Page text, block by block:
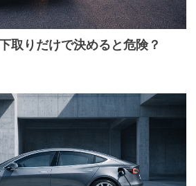
取りだけで決めると危険？